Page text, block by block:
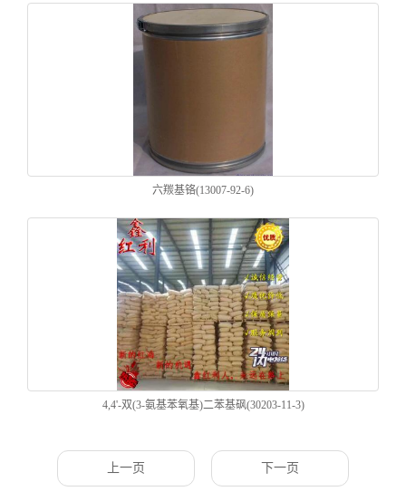
六羰基铬(13007-92-6)
4,4'-双(3-氨基苯氧基)二苯基砜(30203-11-3)
上一页 下一页